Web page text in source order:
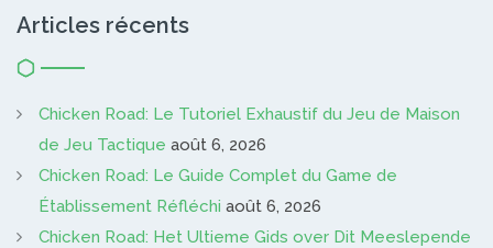
Articles récents
Chicken Road: Le Tutoriel Exhaustif du Jeu de Maison
de Jeu Tactique août 6, 2026
Chicken Road: Le Guide Complet du Game de
Établissement Réfléchi août 6, 2026
Chicken Road: Het Ultieme Gids over Dit Meeslepende